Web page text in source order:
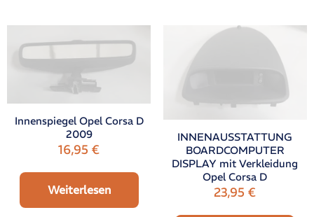
Innenspiegel Opel Corsa D
2009
16,95€
Weiterlesen
INNENAUSSTATTUNG
BOARDCOMPUTER
DISPLAY mit Verkleidung
Opel Corsa D
23,95€